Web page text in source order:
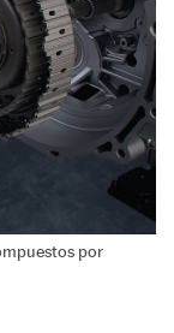
por